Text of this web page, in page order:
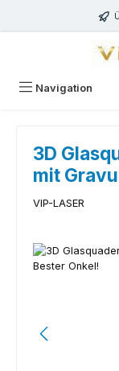
Zum Hauptinhalt
Navigation
3D
mit
VIP-LASER
Bildergalerie